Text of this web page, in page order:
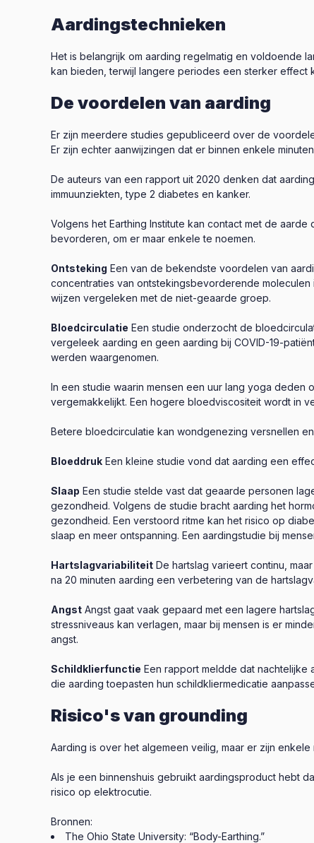
Aardingstechnieken
Het is belangrijk om aarding regelmatig en voldoende
kan bieden, terwijl langere periodes een sterker effect
De voordelen van aarding
Er zijn meerdere studies gepubliceerd over de
Er zijn echter aanwijzingen dat er binnen enkele
De auteurs van een rapport uit 2020 denken dat
immuunziekten, type 2 diabetes en kanker.
Volgens het Earthing Institute kan contact met de
bevorderen, om er maar enkele te noemen.
Ontsteking Een van de bekendste voordelen van
concentraties van ontstekingsbevorderende
wijzen vergeleken met de niet-geaarde groep.
Bloedcirculatie Een studie onderzocht de
vergeleek aarding en geen aarding bij COVID-19-
werden waargenomen.
In een studie waarin mensen een uur lang yoga
vergemakkelijkt. Een hogere bloedviscositeit wordt in
Betere bloedcirculatie kan wondgenezing versnellen
Bloeddruk Een kleine studie vond dat aarding een
Slaap Een studie stelde vast dat geaarde personen
gezondheid. Volgens de studie bracht aarding het
gezondheid. Een verstoord ritme kan het risico op
slaap en meer ontspanning. Een aardingstudie bij
Hartslagvariabiliteit De hartslag varieert continu,
na 20 minuten aarding een verbetering van de
Angst Angst gaat vaak gepaard met een lagere
stressniveaus kan verlagen, maar bij mensen is er
angst.
Schildklierfunctie Een rapport meldde dat
die aarding toepasten hun schildkliermedicatie
Risico's van grounding
Aarding is over het algemeen veilig, maar er zijn
Als je een binnenshuis gebruikt aardingsproduct hebt
risico op elektrocutie.
Bronnen:
The Ohio State University: “Body-Earthing.”